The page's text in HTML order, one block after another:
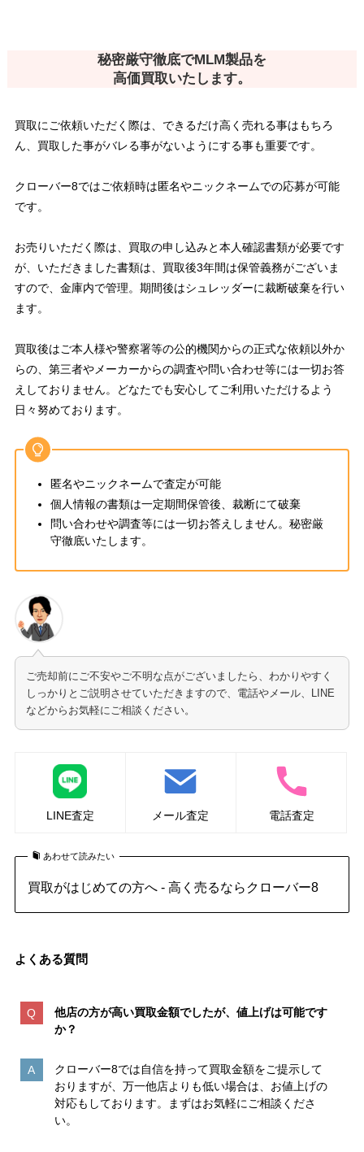
秘密厳守徹底でMLM製品を
高価買取いたします。
買取にご依頼いただく際は、できるだけ高く売れる事はもちろ
ん、買取した事がバレる事がないようにする事も重要です。
クローバー8ではご依頼時は匿名やニックネームでの応募が可能
です。
お売りいただく際は、買取の申し込みと本人確認書類が必要です
が、いただきました書類は、買取後3年間は保管義務がございま
すので、金庫内で管理。期間後はシュレッダーに裁断破棄を行い
ます。
買取後はご本人様や警察署等の公的機関からの正式な依頼以外か
らの、第三者やメーカーからの調査や問い合わせ等には一切お答
えしておりません。どなたでも安心してご利用いただけるよう
日々努めております。
匿名やニックネームで査定が可能
個人情報の書類は一定期間保管後、裁断にて破棄
問い合わせや調査等には一切お答えしません。秘密厳
守徹底いたします。
ご売却前にご不安やご不明な点がございましたら、わかりやすく
しっかりとご説明させていただきますので、電話やメール、LINE
などからお気軽にご相談ください。
LINE査定 メール査定 電話査定
あわせて読みたい
買取がはじめての方へ - 高く売るならクローバー8
よくある質問
他店の方が高い買取金額でしたが、値上げは可能です
か？
クローバー8では自信を持って買取金額をご提示して
おりますが、万一他店よりも低い場合は、お値上げの
対応もしております。まずはお気軽にご相談くださ
い。